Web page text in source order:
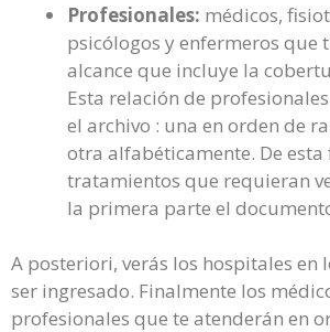
Profesionales: médicos,
psicólogos y enfermeros que
alcance que incluye la
Esta relación de
el archivo : una en orden de
otra alfabéticamente. De
tratamientos que requieran
la primera parte el
A posteriori, verás los hospitales en
ser ingresado. Finalmente los
profesionales que te atenderán en